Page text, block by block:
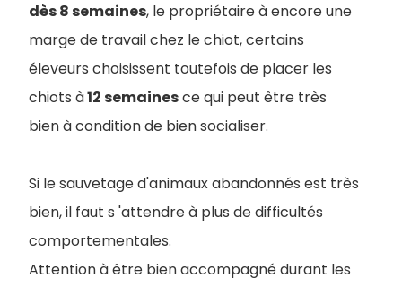
dès 8 semaines, le propriétaire à encore une
marge de travail chez le chiot, certains
éleveurs choisissent toutefois de placer les
chiots à12 semainesce qui peut être très
bien à condition de bien socialiser.
Si le sauvetage d'animaux abandonnés est très
bien, il faut s 'attendre à plus de difficultés
comportementales.
Attention à être bien accompagné durant les